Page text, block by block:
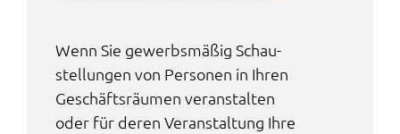
Wenn Sie gewerbs­mä­ßig Schau­
stel­lun­gen von Perso­nen in Ihren
Geschäfts­räu­men veran­stal­ten
oder für deren Veran­stal­tung Ihre